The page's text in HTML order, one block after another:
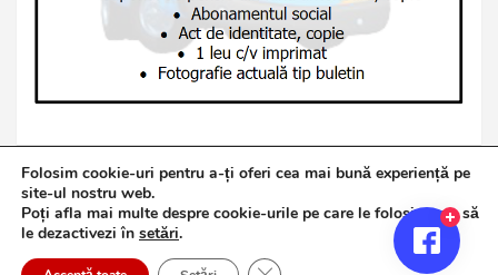
Copyright © 2026Jurnalul de Brăila
Politică de confidențialitate
Theme Horse
Folosim cookie-uri pentru a-ți oferi cea mai bună experiență pe
site-ul nostru web.
Poți afla mai multe despre cookie-urile pe care le folosim sau să
le dezactivezi în setări.
Close GDPR Cookie Banner